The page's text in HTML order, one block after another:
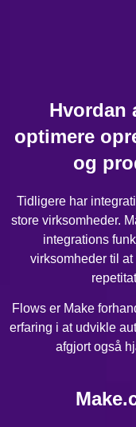
Hvordan
optimere
og
Tidligere har
store virksomheder.
integrations
virksomheder til
Flows er Make
erfaring i at udvikle
afgjort også